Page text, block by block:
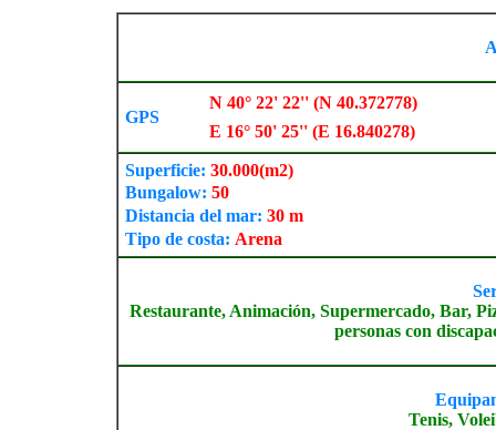
GPS
N 40° 22' 22'' (N 40.372778)
E 16° 50' 25'' (E 16.840278)
Superficie: 30.000(m2)
Bungalow: 50
Distancia del mar: 30 m
Tipo de costa: Arena
Restaurante, Animación, Supermercado, Bar,
personas con
Tenis,